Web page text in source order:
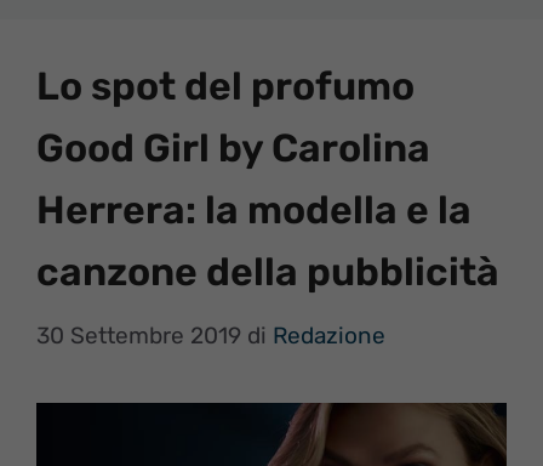
Lo spot del profumo
Good Girl by Carolina
Herrera: la modella e la
canzone della pubblicità
30 Settembre 2019 di Redazione